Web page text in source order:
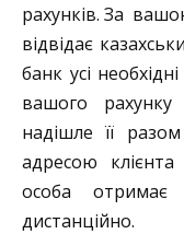
рахунків. За
відвідає
банк усі
вашого
надішле її
адресою
особа отримає
дистанційно.